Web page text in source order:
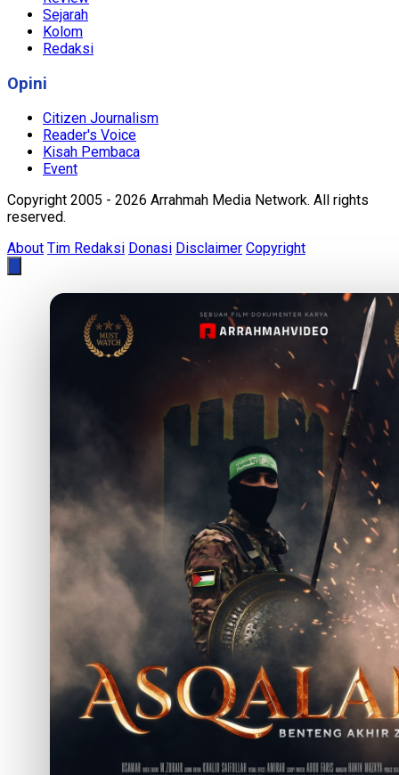
Sejarah
Kolom
Redaksi
Opini
Citizen Journalism
Reader's Voice
Kisah Pembaca
Event
Copyright 2005 - 2026 Arrahmah Media Network. All rights
reserved.
About Tim Redaksi Donasi Disclaimer Copyright